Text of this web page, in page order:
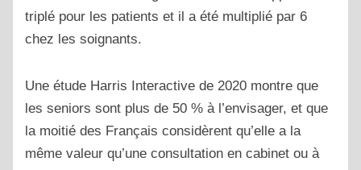
triplé pour les patients et il a été multiplié par 6
chez les soignants.
Une étude Harris Interactive de 2020 montre que
les seniors sont plus de 50 % à l’envisager, et que
la moitié des Français considèrent qu’elle a la
même valeur qu’une consultation en cabinet ou à